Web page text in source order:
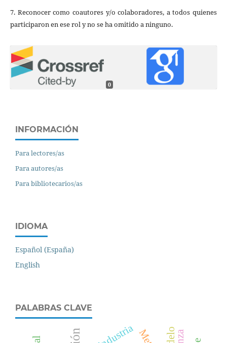
7. Reconocer como coautores y/o colaboradores, a todos quienes
participaron en ese rol y no se ha omitido a ninguno.
0
INFORMACIÓN
Para lectores/as
Para autores/as
Para bibliotecarios/as
IDIOMA
Español (España)
English
PALABRAS CLAVE
industria